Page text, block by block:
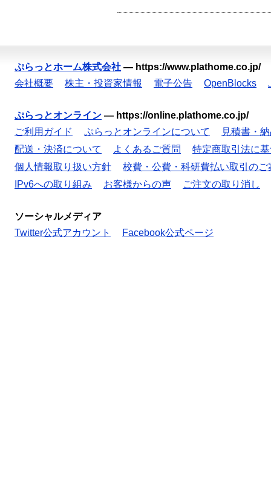
ぷらっとホーム株式会社 — https://www.plathome.co.jp/
会社概要
株主・投資家情報 電子公告 OpenBlocks
ぷらっとオンライン — https://online.plathome.co.jp/
ご利用ガイド
ぷらっとオンラインについて
見積書・
配送・決済について
よくあるご質問
特定商取引法に
個人情報取り扱い方針
校費・公費・科研費払い取引のご
IPv6への取り組み
お客様からの声 ご注文の取り消し
ソーシャルメディア
Twitter公式アカウント
Facebook公式ページ